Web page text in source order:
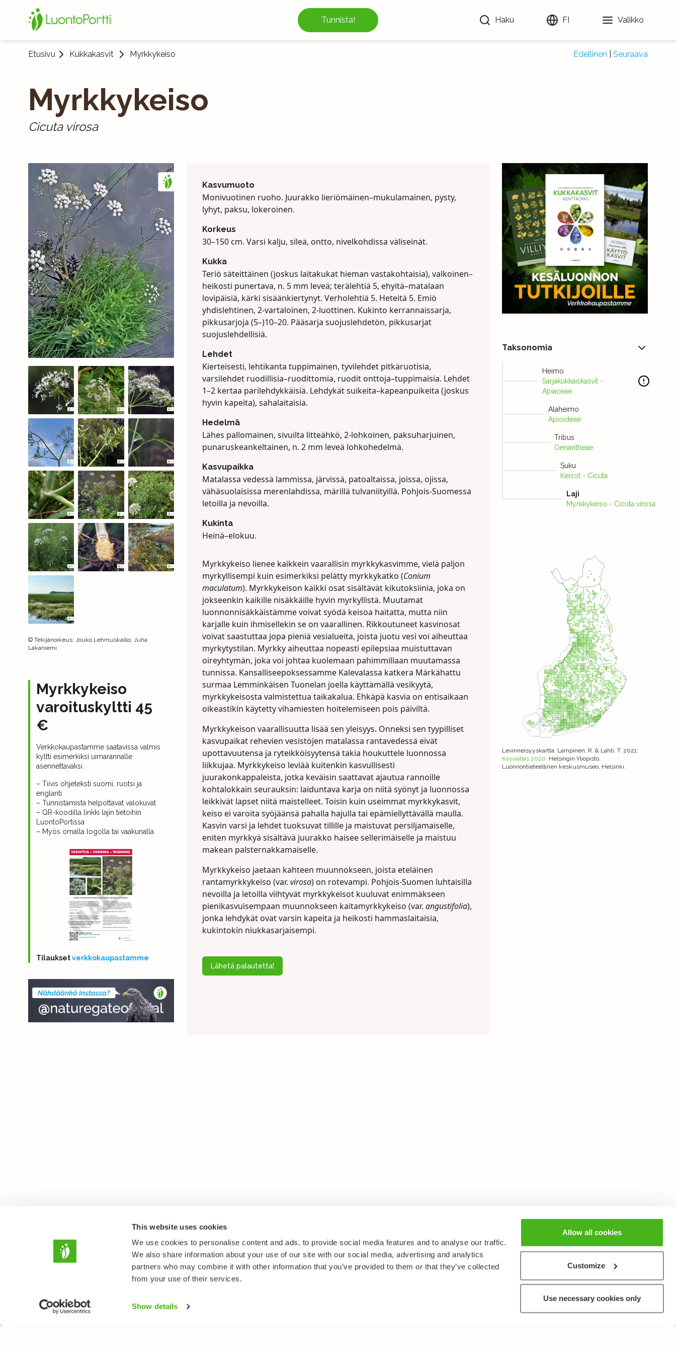
This website uses cookies
We use cookies to personalise content and ads, to provide social media features and to analyse our traffic.
We also share information about your use of our site with our social media, advertising and analytics
partners who may combine it with other information that you’ve provided to them or that they’ve collected
from your use of their services.
Show details
Allow all cookies
Customize
Use necessary cookies only
Tunnista! Haku FI Valikko
Etusivu Kukkakasvit Myrkkykeiso Edellinen Seuraava
Myrkkykeiso
Cicuta virosa
© Tekijänoikeus: Jouko Lehmuskallio, Juha
Lakaniemi
Myrkkykeiso
varoituskyltti 45
€
Verkkokaupastamme saatavissa valmis
kyltti esimerkiksi uimarannalle
asennettavaksi.
– Tiivis ohjeteksti suomi, ruotsi ja
englanti
– Tunnistamista helpottavat valokuvat
– QR-koodilla linkki lajin tietoihin
LuontoPortissa
– Myös omalla logolla tai vaakunalla
Tilauksetverkkokaupastamme
Kasvumuoto
Monivuotinen ruoho. Juurakko lieriömäinen–mukulamainen, pysty,
lyhyt, paksu, lokeroinen.
Korkeus
30–150 cm. Varsi kalju, sileä, ontto, nivelkohdissa väliseinät.
Kukka
Teriö säteittäinen (joskus laitakukat hieman vastakohtaisia), valkoinen–
heikosti punertava, n. 5 mm leveä; terälehtiä 5, ehyitä–matalaan
lovipäisiä, kärki sisäänkiertynyt. Verholehtiä 5. Heteitä 5. Emiö
yhdislehtinen, 2-vartaloinen, 2-luottinen. Kukinto kerrannaissarja,
pikkusarjoja (5–)10–20. Pääsarja suojuslehdetön, pikkusarjat
suojuslehdellisiä.
Lehdet
Kierteisesti, lehtikanta tuppimainen, tyvilehdet pitkäruotisia,
varsilehdet ruodillisia–ruodittomia, ruodit onttoja–tuppimaisia. Lehdet
1–2 kertaa parilehdykkäisiä. Lehdykät suikeita–kapeanpuikeita (joskus
hyvin kapeita), sahalaitaisia.
Hedelmä
Lähes pallomainen, sivuilta litteähkö, 2-lohkoinen, paksuharjuinen,
punaruskeankeltainen, n. 2 mm leveä lohkohedelmä.
Kasvupaikka
Matalassa vedessä lammissa, järvissä, patoaltaissa, joissa, ojissa,
vähäsuolaisissa merenlahdissa, märillä tulvaniityillä. Pohjois-Suomessa
letoilla ja nevoilla.
Kukinta
Heinä–elokuu.
Myrkkykeiso lienee kaikkein vaarallisin myrkkykasvimme, vielä paljon
myrkyllisempi kuin esimerkiksi pelätty myrkkykatko (Conium
maculatum). Myrkkykeison kaikki osat sisältävät kikutoksiinia, joka on
jokseenkin kaikille nisäkkäille hyvin myrkyllistä. Muutamat
luonnonnisäkkäistämme voivat syödä keisoa haitatta, mutta niin
karjalle kuin ihmisellekin se on vaarallinen. Rikkoutuneet kasvinosat
voivat saastuttaa jopa pieniä vesialueita, joista juotu vesi voi aiheuttaa
myrkytystilan. Myrkky aiheuttaa nopeasti epilepsiaa muistuttavan
oireyhtymän, joka voi johtaa kuolemaan pahimmillaan muutamassa
tunnissa. Kansalliseepoksessamme Kalevalassa katkera Märkähattu
surmaa Lemminkäisen Tuonelan joella käyttämällä vesikyytä,
myrkkykeisosta valmistettua taikakalua. Ehkäpä kasvia on entisaikaan
oikeastikin käytetty vihamiesten hoitelemiseen pois päiviltä.
Myrkkykeison vaarallisuutta lisää sen yleisyys. Onneksi sen tyypilliset
kasvupaikat rehevien vesistöjen matalassa rantavedessä eivät
upottavuutensa ja ryteikköisyytensä takia houkuttele luonnossa
liikkujaa. Myrkkykeiso leviää kuitenkin kasvullisesti
juurakonkappaleista, jotka keväisin saattavat ajautua rannoille
kohtalokkain seurauksin: laiduntava karja on niitä syönyt ja luonnossa
leikkivät lapset niitä maistelleet. Toisin kuin useimmat myrkkykasvit,
keiso ei varoita syöjäänsä pahalla hajulla tai epämiellyttävällä maulla.
Kasvin varsi ja lehdet tuoksuvat tillille ja maistuvat persiljamaiselle,
eniten myrkkyä sisältävä juurakko haisee sellerimäiselle ja maistuu
makean palsternakkamaiselle.
Myrkkykeiso jaetaan kahteen muunnokseen, joista eteläinen
rantamyrkkykeiso (var. virosa) on rotevampi. Pohjois-Suomen luhtaisilla
nevoilla ja letoilla viihtyvät myrkkykeisot kuuluvat enimmäkseen
pienikasvuisempaan muunnokseen kaitamyrkkykeiso (var. angustifolia),
jonka lehdykät ovat varsin kapeita ja heikosti hammaslaitaisia,
kukintokin niukkasarjaisempi.
Lähetä palautetta!
Taksonomia
Heimo
Sarjakukkaiskasvit -
Apiaceae
Alaheimo
Apioideae
Tribus
Oenantheae
Suku
Keisot - Cicuta
Laji
Myrkkykeiso - Cicuta virosa
Levinneisyyskartta: Lampinen, R. & Lahti, T. 2021:
Kasviatlas 2020. Helsingin Yliopisto,
Luonnontieteellinen keskusmuseo, Helsinki.